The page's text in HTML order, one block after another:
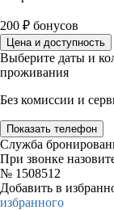
200 ₽ бонусов
Цена и доступность
Выберите даты и
проживания
Без комиссии и
Показать телефон
Служба
При звонке
№ 1508512
Добавить в
избранного